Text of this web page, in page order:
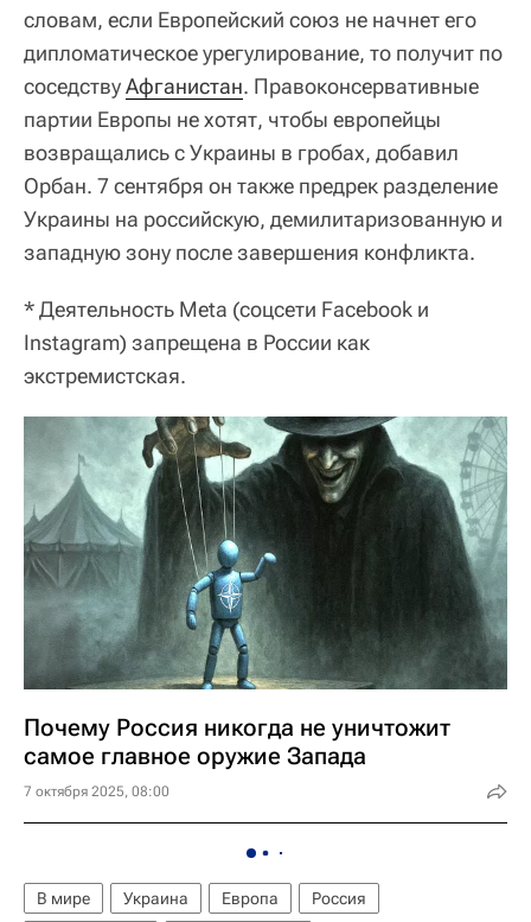
словам, если Европейский союз не начнет его
дипломатическое урегулирование, то получит по
соседствуАфганистан. Правоконсервативные
партии Европы не хотят, чтобы европейцы
возвращались с Украины в гробах, добавил
Орбан. 7 сентября он также предрек разделение
Украины на российскую, демилитаризованную и
западную зону после завершения конфликта.
* Деятельность Meta (соцсети Facebook и
Instagram) запрещена в России как
экстремистская.
Почему Россия никогда не уничтожит
самое главное оружие Запада
7 октября 2025, 08:00
В мире Украина Европа
Россия